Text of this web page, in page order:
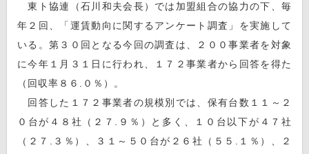
東ト協連（石川和夫会長）では加盟組合の協力の下、毎
年２回、「運賃動向に関するアンケート調査」を実施して
いる。第３０回となる今回の調査は、２００事業者を対象
に今年１月３１日に行われ、１７２事業者から回答を得た
（回収率８６.０％）。
回答した１７２事業者の規模別では、保有台数１１～２
０台が４８社（２７.９％）と多く、１０台以下が４７社
（２７.３％）、３１～５０台が２６社（５５.１％）、２